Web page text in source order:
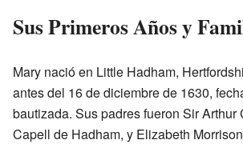
Sus Primeros Años y
Mary nació en Little Hadham,
antes del 16 de diciembre de 1630,
bautizada. Sus padres fueron Sir Arthur
Capell de Hadham, y Elizabeth